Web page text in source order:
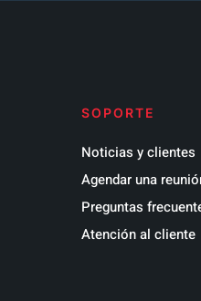
SOPORTE
Noticias y clientes
Agendar una
Preguntas
Atención al cliente